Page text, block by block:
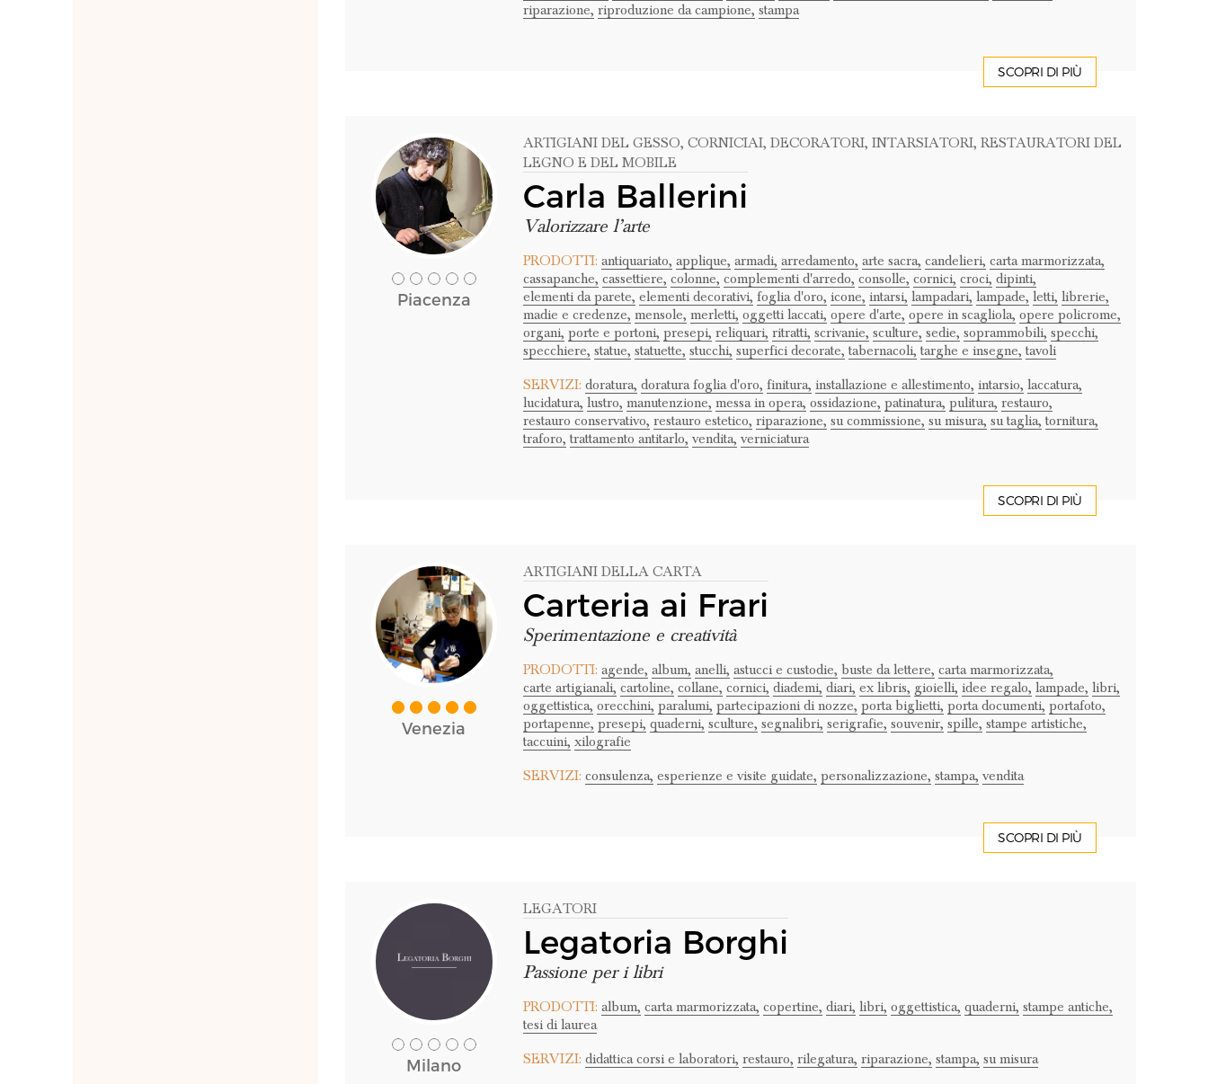
riparazione, riproduzione da campione, stampa
SCOPRI DI PIÙ
Piacenza
ARTIGIANI DEL GESSO, CORNICIAI, DECORATORI, INTARSIATORI, RESTAURATORI DEL
LEGNO E DEL MOBILE
Carla Ballerini
Valorizzare l’arte
PRODOTTI: antiquariato, applique, armadi, arredamento, arte sacra, candelieri, carta marmorizzata,
cassapanche, cassettiere, colonne, complementi d'arredo, consolle, cornici, croci, dipinti,
elementi da parete, elementi decorativi, foglia d'oro, icone, intarsi, lampadari, lampade, letti, librerie,
madie e credenze, mensole, merletti, oggetti laccati, opere d'arte, opere in scagliola, opere policrome,
organi, porte e portoni, presepi, reliquari, ritratti, scrivanie, sculture, sedie, soprammobili, specchi,
specchiere, statue, statuette, stucchi, superfici decorate, tabernacoli, targhe e insegne, tavoli
SERVIZI: doratura, doratura foglia d'oro, finitura, installazione e allestimento, intarsio, laccatura,
lucidatura, lustro, manutenzione, messa in opera, ossidazione, patinatura, pulitura, restauro,
restauro conservativo, restauro estetico, riparazione, su commissione, su misura, su taglia, tornitura,
traforo, trattamento antitarlo, vendita, verniciatura
SCOPRI DI PIÙ
Venezia
ARTIGIANI DELLA CARTA
Carteria ai Frari
Sperimentazione e creatività
PRODOTTI: agende, album, anelli, astucci e custodie, buste da lettere, carta marmorizzata,
carte artigianali, cartoline, collane, cornici, diademi, diari, ex libris, gioielli, idee regalo, lampade, libri,
oggettistica, orecchini, paralumi, partecipazioni di nozze, porta biglietti, porta documenti, portafoto,
portapenne, presepi, quaderni, sculture, segnalibri, serigrafie, souvenir, spille, stampe artistiche,
taccuini, xilografie
SERVIZI: consulenza, esperienze e visite guidate, personalizzazione, stampa, vendita
SCOPRI DI PIÙ
Milano
LEGATORI
Legatoria Borghi
Passione per i libri
PRODOTTI: album, carta marmorizzata, copertine, diari, libri, oggettistica, quaderni, stampe antiche,
tesi di laurea
SERVIZI: didattica corsi e laboratori, restauro, rilegatura, riparazione, stampa, su misura